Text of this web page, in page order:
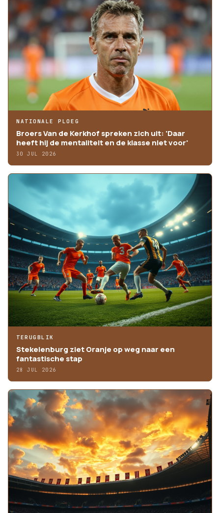
NATIONALE PLOEG
Broers Van de Kerkhof spreken zich uit: 'Daar
heeft hij de mentaliteit en de klasse niet voor'
30 JUL 2026
TERUGBLIK
Stekelenburg ziet Oranje op weg naar een
fantastische stap
28 JUL 2026